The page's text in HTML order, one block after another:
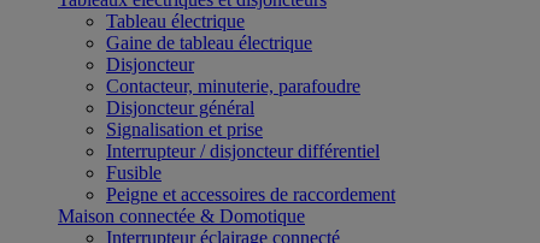
Tableau électrique
Gaine de tableau électrique
Disjoncteur
Contacteur, minuterie, parafoudre
Disjoncteur général
Signalisation et prise
Interrupteur / disjoncteur différentiel
Fusible
Peigne et accessoires de raccordement
Maison connectée & Domotique
Interrupteur éclairage connecté